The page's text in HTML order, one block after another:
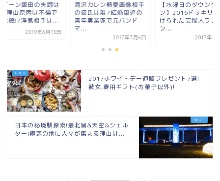
ブーン飯田の失踪は
?理由原因は不倫で
危機!?浮気相手は...
2019年6月13日
滝沢カレン熱愛画像相手
の彼氏は誰?結婚間近の
青年実業家で元バンド
マ...
2017年7月6日
【水曜日のダウンタ
ン】2016ドッキリ
けられた芸能人ラン
ン...
2017年2
2017ホワイトデー通販プレゼント7選!
彼女,妻用ギフト(お菓子以外)!
日本の秘境駅探索!最北端&天空&シェル
ター!極寒の地に人々が集まる理由は...